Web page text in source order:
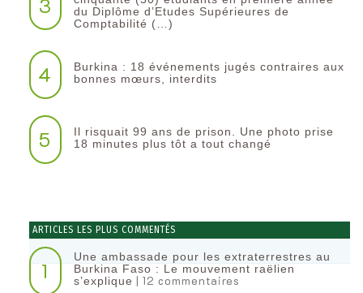
3
du Diplôme d’Etudes Supérieures de
Comptabilité (…)
4
Burkina : 18 événements jugés contraires aux
bonnes mœurs, interdits
5
Il risquait 99 ans de prison. Une photo prise
18 minutes plus tôt a tout changé
ARTICLES LES PLUS COMMENTÉS
1
Une ambassade pour les extraterrestres au
Burkina Faso : Le mouvement raëlien
s’explique | 12 commentaires